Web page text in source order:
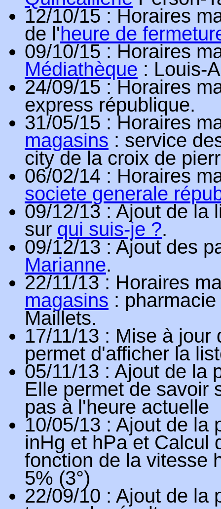
12/10/15 : Horaires
de l'heure de
09/10/15 : Horaires
Médiathèque : Louis-
24/09/15 : Horaires
express république.
31/05/15 : Horaires
magasins : service
city de la croix de
06/02/14 : Horaires
societe generale
09/12/13 : Ajout de la
sur qui suis-je ?.
09/12/13 : Ajout des
Marianne.
22/11/13 : Horaires
magasins :
Maillets.
17/11/13 : Mise à jour
permet d'afficher la
05/11/13 : Ajout de la
Elle permet de savoir
pas à l'heure actuelle
10/05/13 : Ajout de la
inHg et hPa et Calcul
fonction de la vitesse
5% (3°)
22/09/10 : Ajout de la